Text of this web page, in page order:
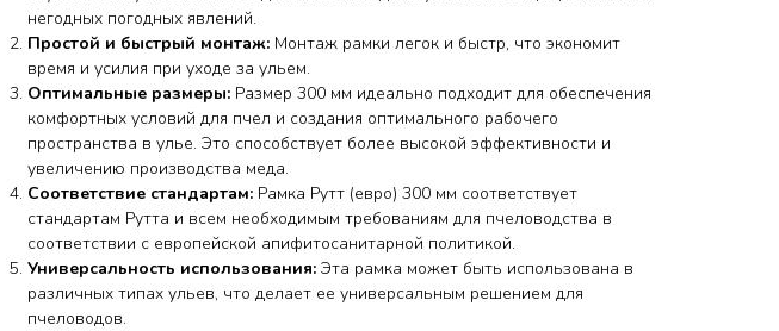
негодных погодных явлений.
Простой и быстрый монтаж: Монтаж рамки легок и быстр, что экономит
время и усилия при уходе за ульем.
Оптимальные размеры: Размер 300 мм идеально подходит для обеспечения
комфортных условий для пчел и создания оптимального рабочего
пространства в улье. Это способствует более высокой эффективности и
увеличению производства меда.
Соответствие стандартам: Рамка Рутт (евро) 300 мм соответствует
стандартам Рутта и всем необходимым требованиям для пчеловодства в
соответствии с европейской апифитосанитарной политикой.
Универсальность использования: Эта рамка может быть использована в
различных типах ульев, что делает ее универсальным решением для
пчеловодов.